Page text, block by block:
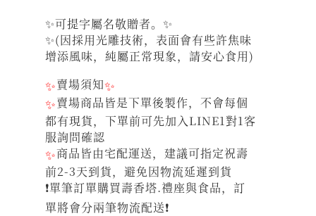
✨可提字屬名敬贈者。✨
✨(因採用光雕技術，表面會有些許焦味
增添風味，純屬正常現象，請安心食用)
✨賣場須知✨
✨賣場商品皆是下單後製作，不會每個
都有現貨，下單前可先加入LINE1對1客
服詢問確認
✨商品皆由宅配運送，建議可指定祝壽
前2-3天到貨，避免因物流延遲到貨
❗單筆訂單購買壽香塔.禮座與食品，訂
單將會分兩筆物流配送❗